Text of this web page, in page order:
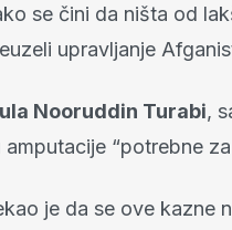
se čini da ništa od
upravljanje
Nooruddin Turabi,
amputacije “potrebne
je da se ove kazne